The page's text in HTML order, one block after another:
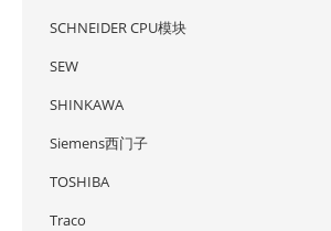
SCHNEIDER CPU模块
SEW
SHINKAWA
Siemens西门子
TOSHIBA
Traco